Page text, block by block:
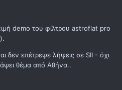
demo του φίλτρου astroflat pro
δεν επέτρεψε λήψεις σε SII - όχι
θέμα από Αθήνα..